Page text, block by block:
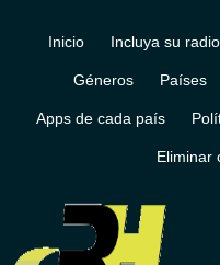
Inicio Incluya su radio
Géneros Países
Apps de cada país
Eliminar